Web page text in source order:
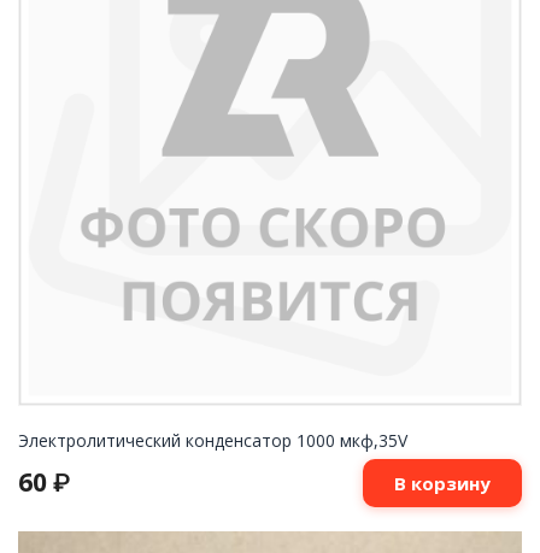
Электролитический конденсатор 1000 мкф,35V
60 ₽ В корзину